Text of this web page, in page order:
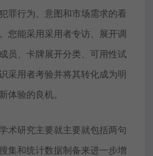
罪行为、意图和市场需求的看
您能采用采用者专访、展开调
员、卡牌展开分类、可用性试
采用者考验并将其转化成为明
体验的良机。
术研究主要就主要就包括两句
集和统计数据制备来进一步增